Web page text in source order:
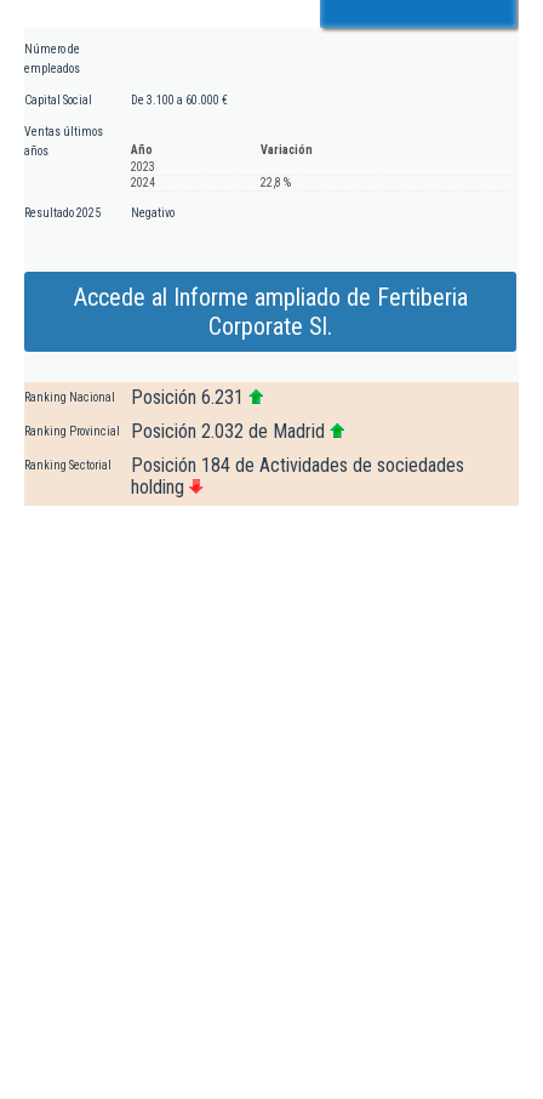
Número de
empleados
Capital Social De 3.100 a 60.000 €
Ventas últimos
años
Año
Variación
2023
2024
22,8 %
Resultado 2025 Negativo
Accede al Informe ampliado de Fertiberia
Corporate Sl.
Ranking Nacional Posición 6.231
Ranking Provincial Posición 2.032 de Madrid
Ranking Sectorial
Posición 184 de Actividades de sociedades
holding